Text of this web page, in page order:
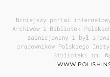
Niniejszy portal internetowy
Archiwów i Bibliotek Polskich
zainicjowany i był
pracowników Polskiego
Biblioteki im.